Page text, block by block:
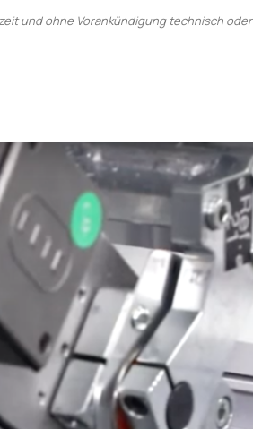
und ohne Vorankündigung technisch